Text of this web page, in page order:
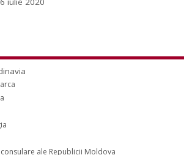
ale Republicii Moldova